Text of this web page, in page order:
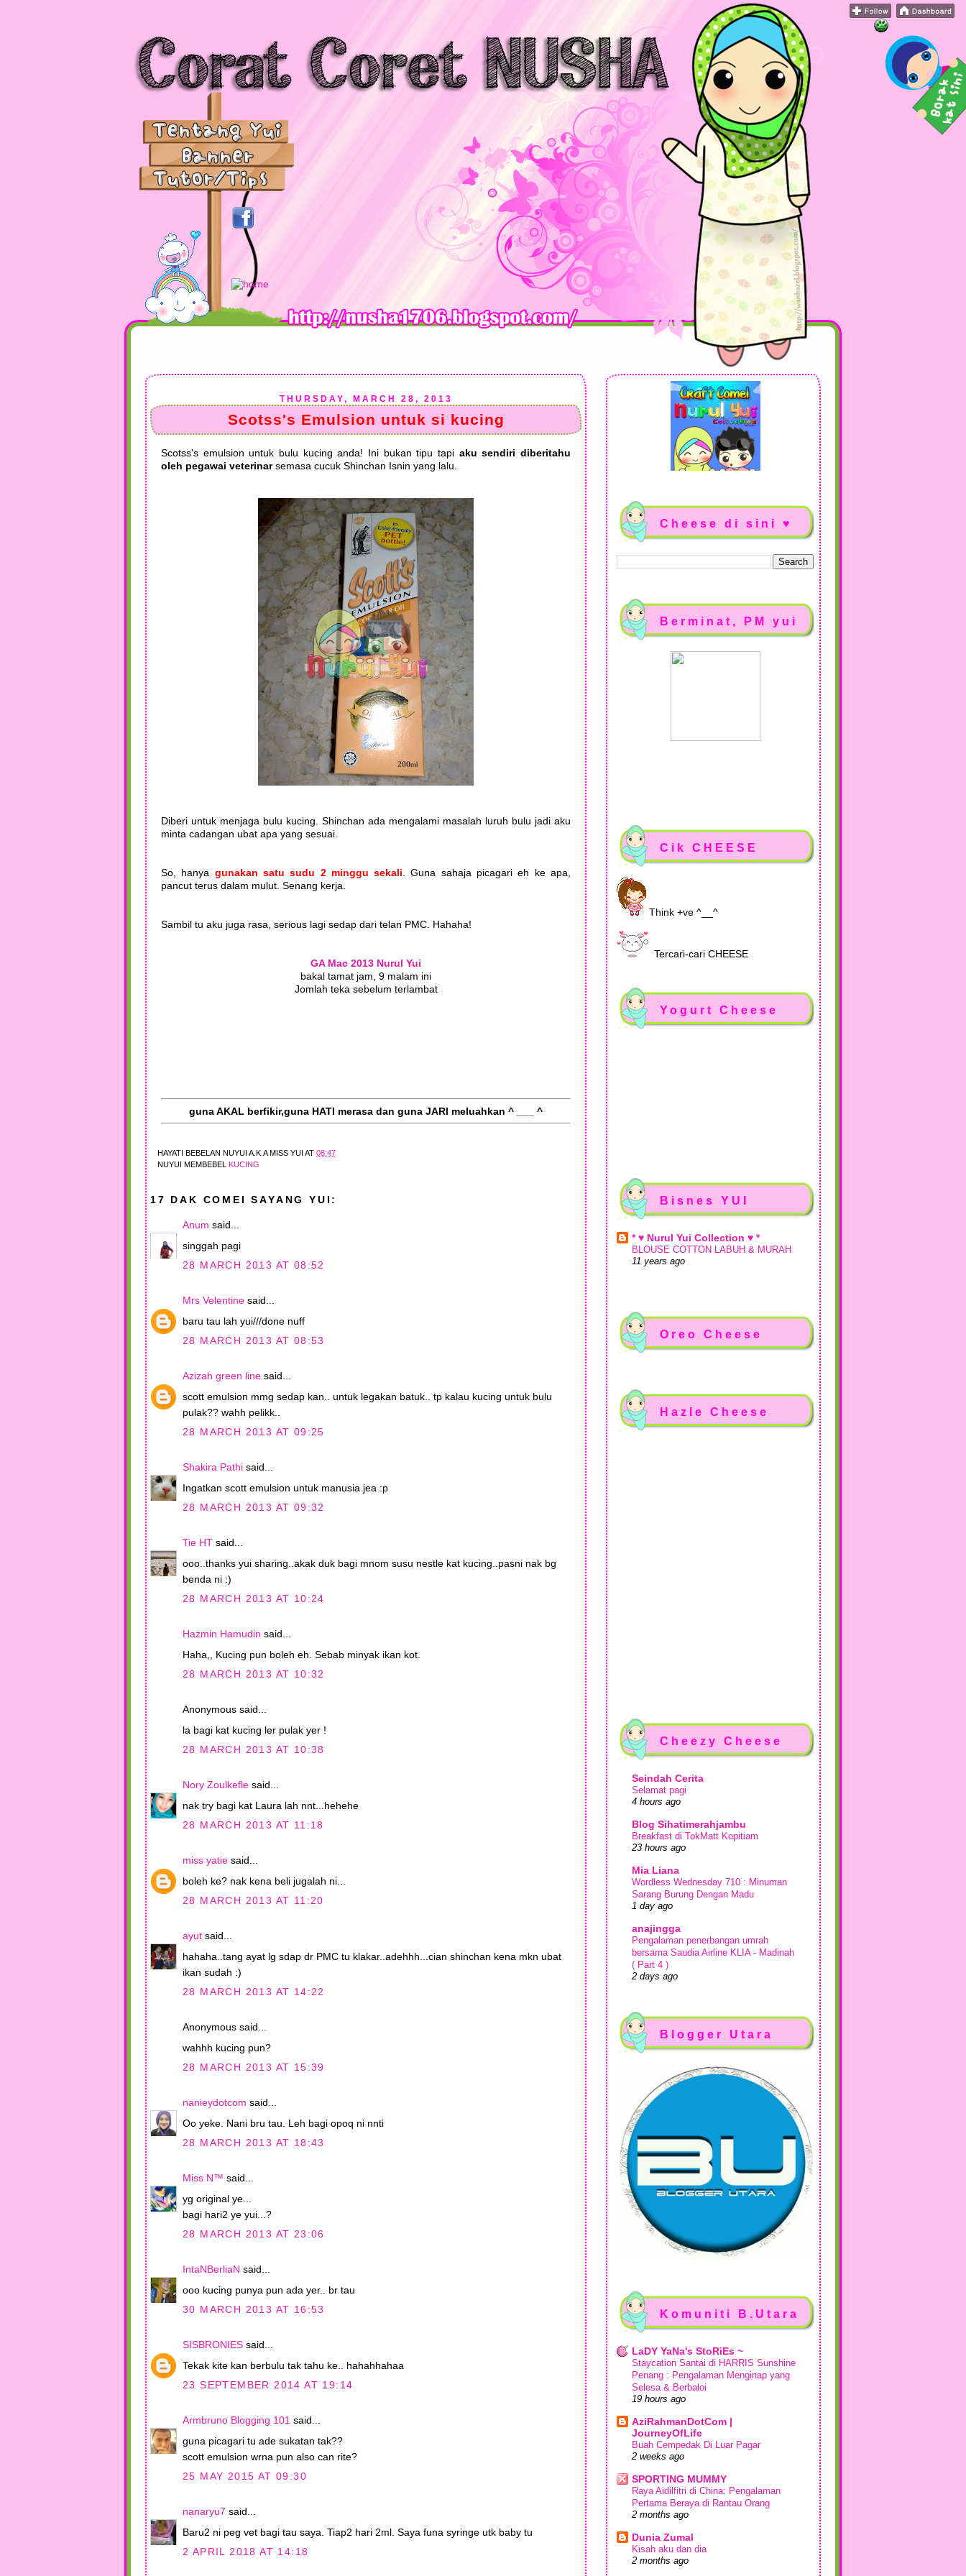
THURSDAY, MARCH 28, 2013
Scotss's Emulsion untuk si kucing
Scotss's emulsion untuk bulu kucing anda! Ini bukan tipu tapi aku sendiri diberitahu
oleh pegawai veterinarsemasa cucuk Shinchan Isnin yang lalu.
Diberi untuk menjaga bulu kucing. Shinchan ada mengalami masalah luruh bulu jadi aku
minta cadangan ubat apa yang sesuai.
So, hanya gunakan satu sudu 2 minggu sekali . Guna sahaja picagari eh ke apa,
pancut terus dalam mulut. Senang kerja.
Sambil tu aku juga rasa, serious lagi sedap dari telan PMC. Hahaha!
GA Mac 2013 Nurul Yui
bakal tamat jam, 9 malam ini
Jomlah teka sebelum terlambat
guna AKAL berfikir,guna HATI merasa dan guna JARI meluahkan ^ ___ ^
HAYATI BEBELAN NUYUI A.K.A MISS YUI AT 08:47
NUYUI MEMBEBEL KUCING
17 DAK COMEI SAYANG YUI:
Anum said...
singgah pagi
28 MARCH 2013 AT 08:52
Mrs Velentine said...
baru tau lah yui///done nuff
28 MARCH 2013 AT 08:53
Azizah green line said...
scott emulsion mmg sedap kan.. untuk legakan batuk.. tp kalau kucing untuk bulu
pulak?? wahh pelikk..
28 MARCH 2013 AT 09:25
Shakira Pathi said...
Ingatkan scott emulsion untuk manusia jea :p
28 MARCH 2013 AT 09:32
Tie HT said...
ooo..thanks yui sharing..akak duk bagi mnom susu nestle kat kucing..pasni nak bg
benda ni :)
28 MARCH 2013 AT 10:24
Hazmin Hamudin said...
Haha,, Kucing pun boleh eh. Sebab minyak ikan kot.
28 MARCH 2013 AT 10:32
Anonymous said...
la bagi kat kucing ler pulak yer !
28 MARCH 2013 AT 10:38
Nory Zoulkefle said...
nak try bagi kat Laura lah nnt...hehehe
28 MARCH 2013 AT 11:18
miss yatie said...
boleh ke? nak kena beli jugalah ni...
28 MARCH 2013 AT 11:20
ayut said...
hahaha..tang ayat lg sdap dr PMC tu klakar..adehhh...cian shinchan kena mkn ubat
ikan sudah :)
28 MARCH 2013 AT 14:22
Anonymous said...
wahhh kucing pun?
28 MARCH 2013 AT 15:39
nanieydotcom said...
Oo yeke. Nani bru tau. Leh bagi opoq ni nnti
28 MARCH 2013 AT 18:43
Miss N™ said...
yg original ye...
bagi hari2 ye yui...?
28 MARCH 2013 AT 23:06
IntaNBerliaN said...
ooo kucing punya pun ada yer.. br tau
30 MARCH 2013 AT 16:53
SISBRONIES said...
Tekak kite kan berbulu tak tahu ke.. hahahhahaa
23 SEPTEMBER 2014 AT 19:14
Armbruno Blogging 101 said...
guna picagari tu ade sukatan tak??
scott emulsion wrna pun also can rite?
25 MAY 2015 AT 09:30
nanaryu7 said...
Baru2 ni peg vet bagi tau saya. Tiap2 hari 2ml. Saya funa syringe utk baby tu
2 APRIL 2018 AT 14:18
Cheese di sini ♥
Berminat, PM yui
Cik CHEESE
Think +ve ^__^
Tercari-cari CHEESE
Yogurt Cheese
Bisnes YUI
* ♥ Nurul Yui Collection ♥ *
BLOUSE COTTON LABUH & MURAH
11 years ago
Oreo Cheese
Hazle Cheese
Cheezy Cheese
Seindah Cerita
Selamat pagi
4 hours ago
Blog Sihatimerahjambu
Breakfast di TokMatt Kopitiam
23 hours ago
Mia Liana
Wordless Wednesday 710 : Minuman
Sarang Burung Dengan Madu
1 day ago
anajingga
Pengalaman penerbangan umrah
bersama Saudia Airline KLIA - Madinah
( Part 4 )
2 days ago
Makan Makan di Comma Bakes Desaru
Kota Tinggi
1 week agoBlogger Utara
Komuniti B.Utara
LaDY YaNa's StoRiEs ~
Staycation Santai di HARRIS Sunshine
Penang : Pengalaman Menginap yang
Selesa & Berbaloi
19 hours ago
AziRahmanDotCom |
JourneyOfLife
Buah Cempedak Di Luar Pagar
2 weeks ago
SPORTING MUMMY
Raya Aidilfitri di China: Pengalaman
Pertama Beraya di Rantau Orang
2 months ago
Dunia Zumal
Kisah aku dan dia
2 months ago